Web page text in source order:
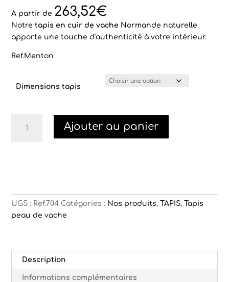
A partir de 263,52€
Notretapis en cuir de vache Normande naturelle
apporte une touche d’authenticité à votre intérieur.
Ref.Menton
Dimensions tapis
Ajouter au panier
UGS : Ref.704 Catégories : Nos produits,TAPIS,Tapis
peau de vache
Description
Informations complémentaires